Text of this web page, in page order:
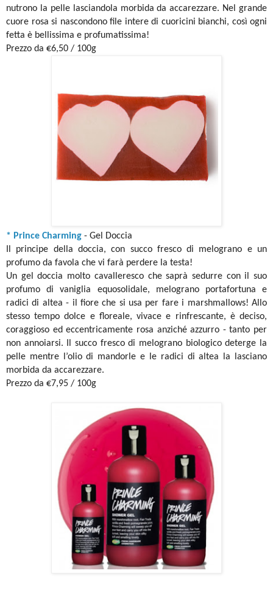
nutrono la pelle lasciandola morbida da accarezzare. Nel grande
cuore rosa si nascondono file intere di cuoricini bianchi, così ogni
fetta è bellissima e profumatissima!
Prezzo da €6,50 / 100g
* Prince Charming - Gel Doccia
Il principe della doccia, con succo fresco di melograno e un
profumo da favola che vi farà perdere la testa!
Un gel doccia molto cavalleresco che saprà sedurre con il suo
profumo di vaniglia equosolidale, melograno portafortuna e
radici di altea - il fiore che si usa per fare i marshmallows! Allo
stesso tempo dolce e floreale, vivace e rinfrescante, è deciso,
coraggioso ed eccentricamente rosa anziché azzurro - tanto per
non annoiarsi. Il succo fresco di melograno biologico deterge la
pelle mentre l’olio di mandorle e le radici di altea la lasciano
morbida da accarezzare.
Prezzo da €7,95 / 100g